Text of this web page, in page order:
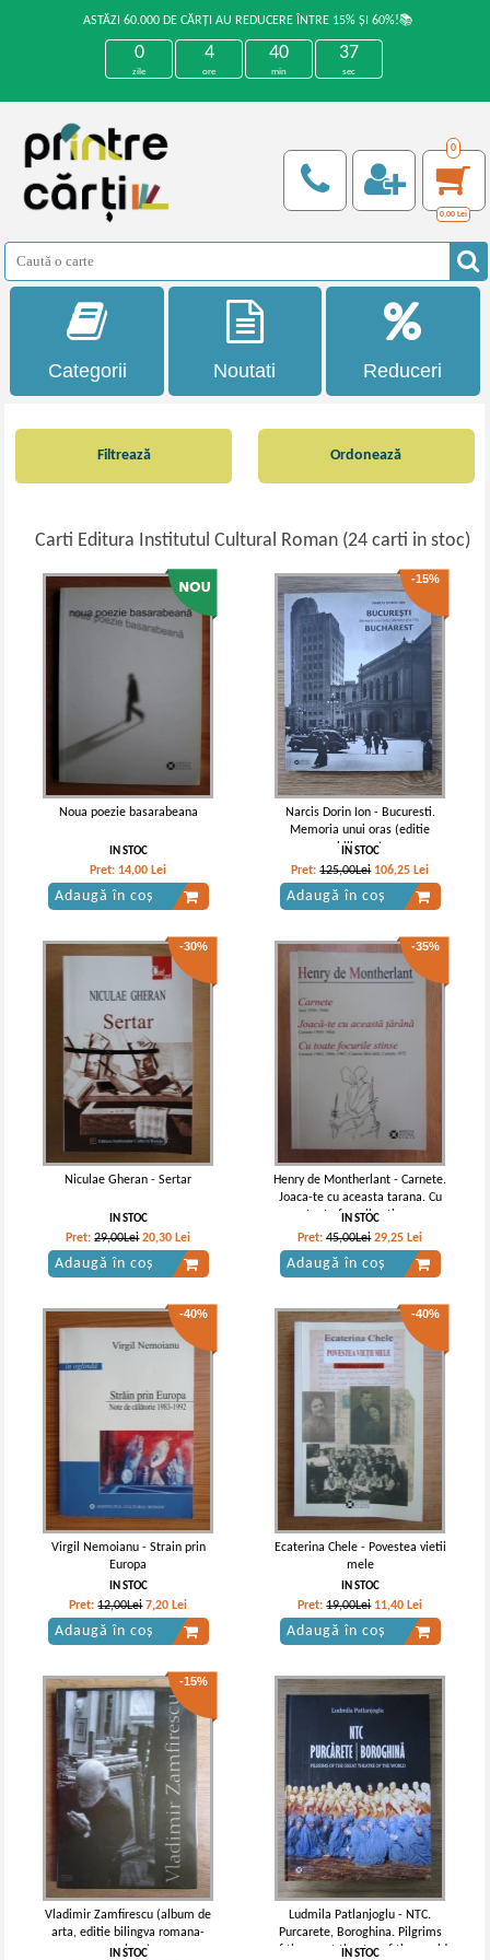
ASTĂZI 60.000 DE CĂRȚI AU REDUCERE ÎNTRE 15% ȘI 60%!📚
0
zile
4
ore
40
min
36
sec
0
0,00 Lei
Categorii Noutati Reduceri
Filtrează
Carti Editura Institutul Cultural Roman (24 carti in stoc)
Ordonează
Noua poezie basarabeana
IN STOC
Pret: 14,00 Lei
Adaugă în coș
-15%
Narcis Dorin Ion - Bucuresti.
Memoria unui oras (editie
bilingva)
IN STOC
Pret:125,00Lei 106,25 Lei
Adaugă în coș
-30%
Niculae Gheran - Sertar
IN STOC
Pret:29,00Lei 20,30 Lei
Adaugă în coș
-35%
Henry de Montherlant - Carnete.
Joaca-te cu aceasta tarana. Cu
toate focurile stinse
IN STOC
Pret:45,00Lei 29,25 Lei
Adaugă în coș
-40%
Virgil Nemoianu - Strain prin
Europa
IN STOC
Pret:12,00Lei 7,20 Lei
Adaugă în coș
-40%
Ecaterina Chele - Povestea vietii
mele
IN STOC
Pret:19,00Lei 11,40 Lei
Adaugă în coș
-15%
Vladimir Zamfirescu (album de
arta, editie bilingva romana-
engleza)
IN STOC
Ludmila Patlanjoglu - NTC.
Purcarete, Boroghina. Pilgrims
of the great theatre of the world
IN STOC